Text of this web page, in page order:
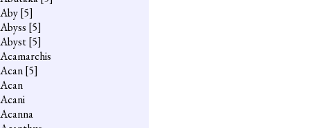
Aby[5]
Abyss [5]
Abyst[5]
Acamarchis
Acan[5]
Acan
Acani
Acanna